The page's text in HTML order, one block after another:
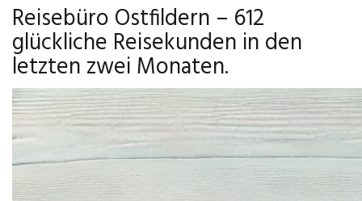
Reisebüro Ostfildern – 612
glückliche Reisekunden in den
letzten zwei Monaten.